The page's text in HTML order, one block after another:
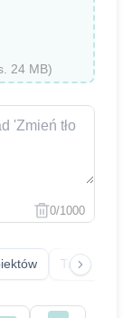
24 MB)
0/1000
Transfer stylu